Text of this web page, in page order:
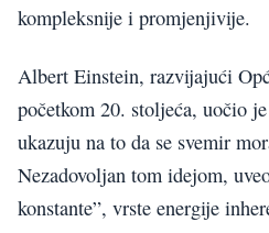
kompleksnije i promjenjivije.
Albert Einstein, razvijajući
početkom 20. stoljeća, uočio
ukazuju na to da se svemir
Nezadovoljan tom idejom,
konstante”, vrste energije